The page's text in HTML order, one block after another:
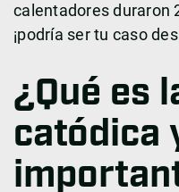
calentadores duraron
¡podría ser tu caso
¿Qué es
catódica